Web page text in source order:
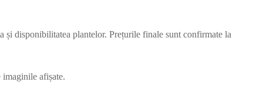
și disponibilitatea plantelor. Prețurile finale sunt confirmate la
afișate.